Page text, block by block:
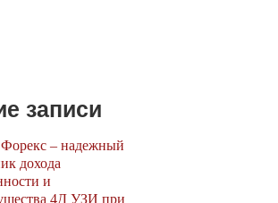
записи
– надежный
дохода
и
4Д УЗИ при